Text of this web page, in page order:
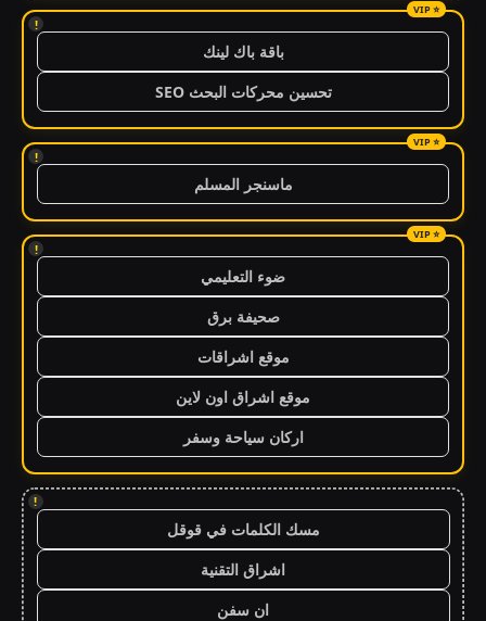
!
باقة باك لينك
تحسين محركات البحث SEO
!
ماسنجر المسلم
!
ضوء التعليمي
صحيفة برق
موقع اشراقات
موقع اشراق اون لاين
اركان سياحة وسفر
!
مسك الكلمات في قوقل
اشراق التقنية
ان سفن